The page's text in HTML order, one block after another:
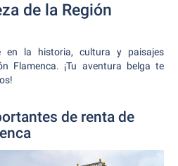
de la Región
en la historia, cultura y paisajes
Flamenca. ¡Tu aventura belga te
de renta de